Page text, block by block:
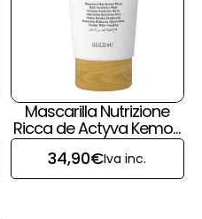
Mascarilla Nutrizione
Ricca de Actyva Kemon
para pelucas y prótesis
capilares
34,90€Iva inc.